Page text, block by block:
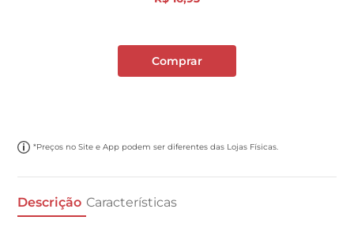
Comprar
*Preços no Site e App podem ser diferentes das Lojas Físicas.
Descrição Características